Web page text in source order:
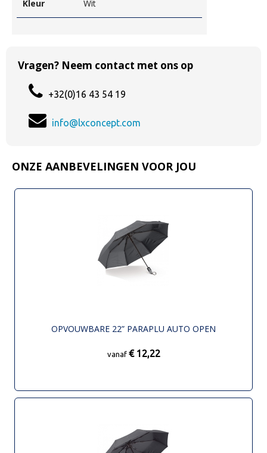
Kleur Wit
Vragen? Neem contact met ons op
+32(0)16 43 54 19
info@lxconcept.com
ONZE AANBEVELINGEN VOOR JOU
OPVOUWBARE 22” PARAPLU AUTO OPEN
vanaf € 12,22